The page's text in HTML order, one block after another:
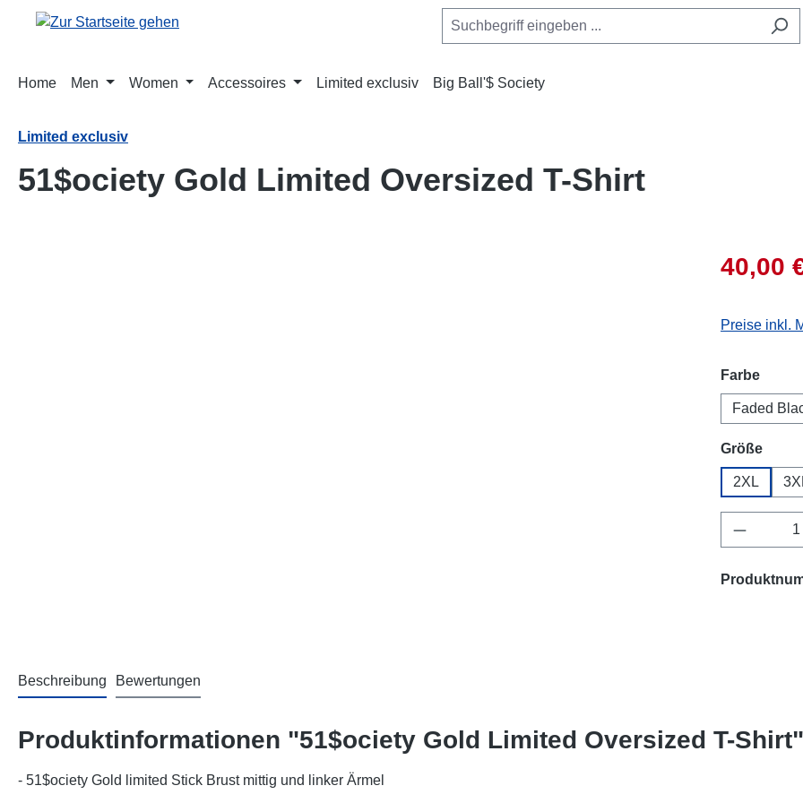
Zur Hauptnavigation springen
Home Men Women Accessoires Limited exclusiv Big Ball'$ Society
Limited exclusiv
51$ociety Gold Limited Oversized T-Shirt
40,00
Preise inkl.
Farbe
Faded
Größe
2XL
Beschreibung Bewertungen
Produktinformationen "51$ociety Gold Limited Oversized T-Shirt"
- 51$ociety Gold limited Stick Brust mittig und linker Ärmel